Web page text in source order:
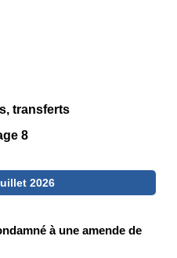
transferts
8
2026
à une amende de